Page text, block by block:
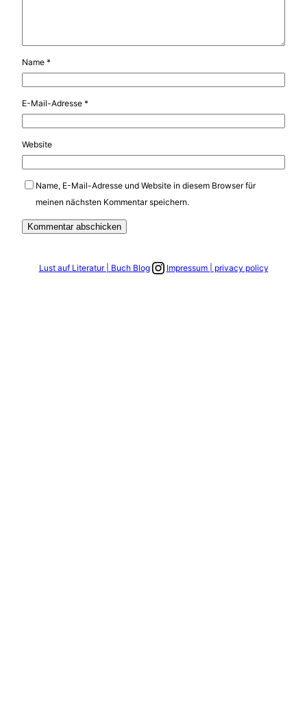
Name *
E-Mail-Adresse *
Website
Name, E-Mail-Adresse und Website in diesem Browser für
meinen nächsten Kommentar speichern.
Lust auf Literatur | Buch BlogLink zum Instagram Account
Impressum | privacy policy